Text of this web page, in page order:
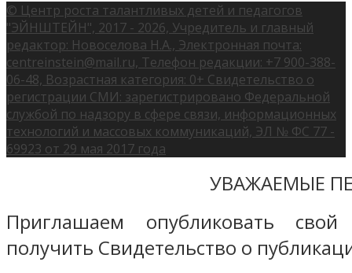
© Центр роста талантливых детей и педагогов
"ЭЙНШТЕЙН", 2017 - 2026, Учредитель и главный
редактор: Новоселова Н.А., Электронная почта:
centreinstein@mail.ru, Телефон редакции: +7 900-388-
06-48, Возрастная категория: 0+ Свидетельство о
регистрации СМИ: зарегистрировано Федеральной
службой по надзору в сфере связи, информационных
технологий и массовых коммуникаций, ЭЛ № ФС 77 -
69923 от 29 мая 2017 года
УВАЖАЕМЫЕ
Приглашаем опубликовать
получить Свидетельство о